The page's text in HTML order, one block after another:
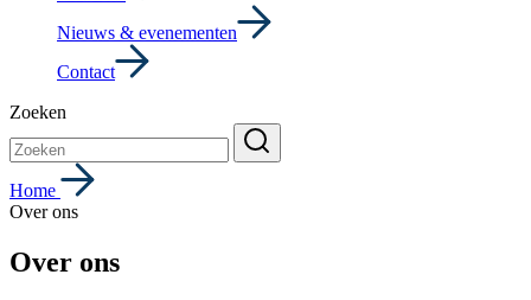
Nieuws & evenementen
Contact
Zoeken
Home
Over ons
Over ons